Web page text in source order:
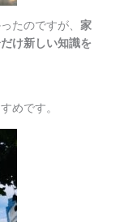
たのですが、家
け新しい知識を
めです。